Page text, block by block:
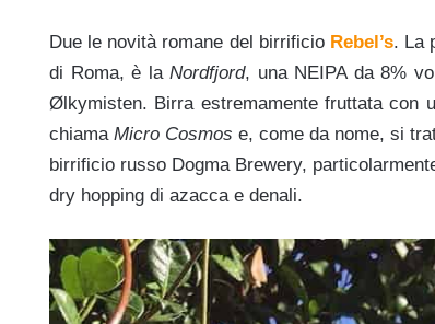
Due le novità romane del birrificio Rebel’s. La
di Roma, è laNordfjord, una NEIPA da 8%
Ølkymisten. Birra estremamente fruttata con
chiama Micro Cosmos e, come da nome, si
birrificio russo Dogma Brewery,
dry hopping di azacca e denali.